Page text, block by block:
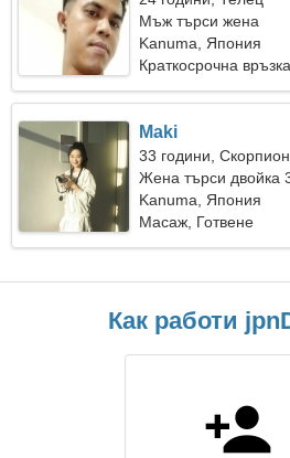
Мъж търси жена
Kanuma, Япония
Краткосрочна връзка
Maki
33 години, Скорпион
Жена търси двойка
Kanuma, Япония
Масаж, Готвене
Как работи